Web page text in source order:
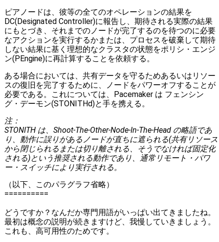
ピアノードは、彼等の全てのオペレーションの結果を
DC(Designated Controller)に報告し、期待される実際の結果
にもとづき、それまでのノードが完了するのを待つのに必要
なアクションを実行するかまたは、プロセスを破棄して期待
しない結果に基く理想的なクラスタの状態をポリシ・エンジ
ン(PEngine)に再計算することを依頼する。
ある場合においては、共有データを守るためあるいはリソー
スの復旧を完了するために、ノードをパワーオフすることが
必要である。これについては、Pacemaker は フェンシン
グ・デーモン(STONITHd)と手を携える。
注：
STONITH は、Shoot-The-Other-Node-In-The-Head の略語であ
り、動作に誤りがあるノードが直ちに遮られる(共有リソース
から閉じられるまたは切り離される、そうでなければ固定化
される)という推奨される動作であり、通常リモート・パワ
ー・スイッチにより実行される。
（以下、このパラグラフ省略）
==========
どうですか？なんだか専門用語がいっぱい出てきましたね。
最初は概念の説明が続きますけど、我慢していきましょう。
これも、高可用性のためです。